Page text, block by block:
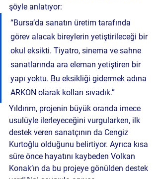
şöyle anlatıyor:
“Bursa’da sanatın üretim tarafında
görev alacak bireylerin yetiştirileceği bir
okul eksikti. Tiyatro, sinema ve sahne
sanatlarında ara eleman yetiştiren bir
yapı yoktu. Bu eksikliği gidermek adına
ARKON olarak kolları sıvadık.”
Yıldırım, projenin büyük oranda imece
usulüyle ilerleyeceğini vurgularken, ilk
destek veren sanatçının da Cengiz
Kurtoğlu olduğunu belirtiyor. Ayrıca kısa
süre önce hayatını kaybeden Volkan
Konak’ın da bu projeye gönülden destek